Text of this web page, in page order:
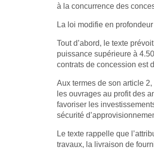
à la concurrence des
La loi modifie en
Tout d’abord, le texte
puissance supérieure à
contrats de concession est
Aux termes de son article
les ouvrages au profit des
favoriser les
sécurité
Le texte rappelle que
travaux, la livraison de